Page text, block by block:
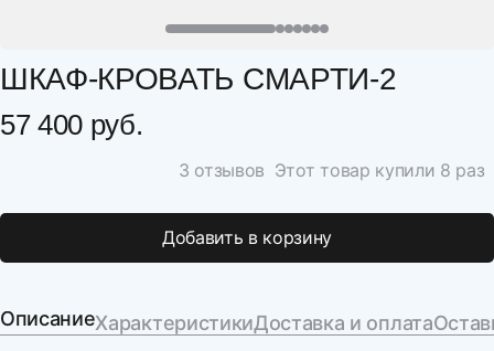
ШКАФ-КРОВАТЬ СМАРТИ-2
57 400 руб.
3 отзывов Этот товар купили 8 раз
Добавить в корзину
ОписаниеХарактеристикиДоставка и оплата